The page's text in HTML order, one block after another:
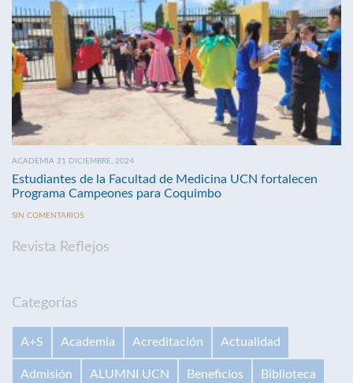
ACADEMIA 21 DICIEMBRE, 2024
Estudiantes de la Facultad de Medicina UCN fortalecen
Programa Campeones para Coquimbo
SIN COMENTARIOS
Revista Reflejos
Categorías
A+S Academia Acreditación Actualidad
Admisión ALUMNI UCN Beneficios Biblioteca